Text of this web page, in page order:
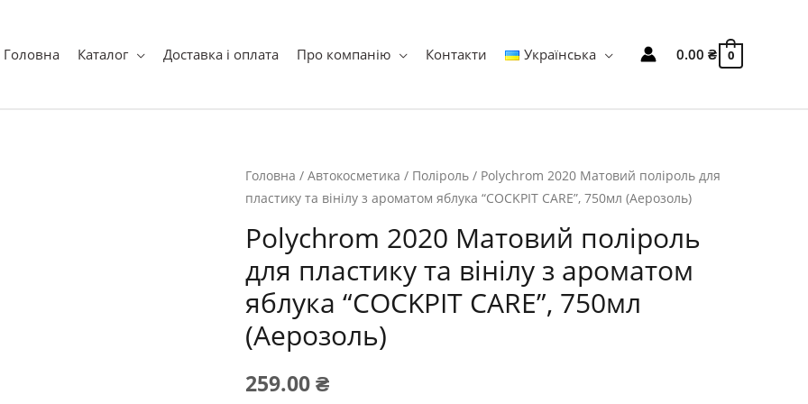
Головна Каталог Доставка і оплата Про компанію Контакти Українська 0.00 ₴ 0
Головна / Автокосметика / Поліроль / Polychrom 2020 Матовий поліроль для
пластику та вінілу з ароматом яблука “COCKPIT CARE”, 750мл (Аерозоль)
Polychrom 2020 Матовий поліроль
для пластику та вінілу з ароматом
яблука “COCKPIT CARE”, 750мл
(Аерозоль)
259.00₴